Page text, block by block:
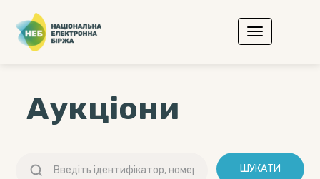
Аукціони
ШУКАТИ